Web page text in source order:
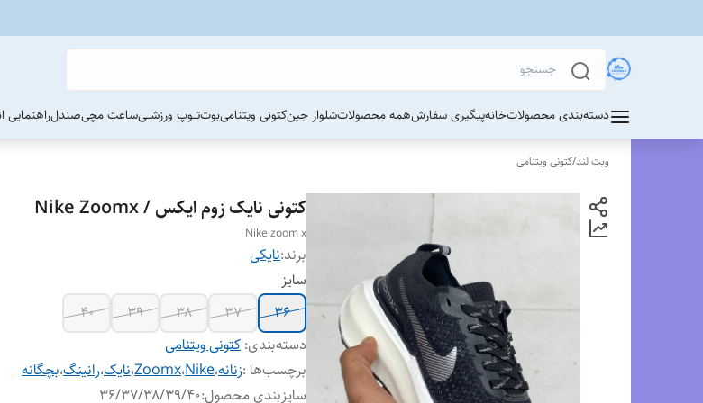
دسته‌بندی محصولاتخانهپیگیری سفارشهمه محصولاتشلوار جینکتونی ویتنامیبوتتــوپ ورزشــیساعت مچیصندلراهنمایی
ویت لند/کتونی ویتنامی
کتونی نایک زوم ایکس / Nike Zoomx
Nike zoom x
برند:نایکی
سایز
۳۶
۳۷ ۳۸ ۳۹
۴۰
دسته‌بندی: کتونی ویتنامی
برچسب‌ها :زنانه،Nike،Zoomx،نایک،رانینگ،بچگانه
سایزبندی محصول:۳۶/۳۷/۳۸/۳۹/۴۰